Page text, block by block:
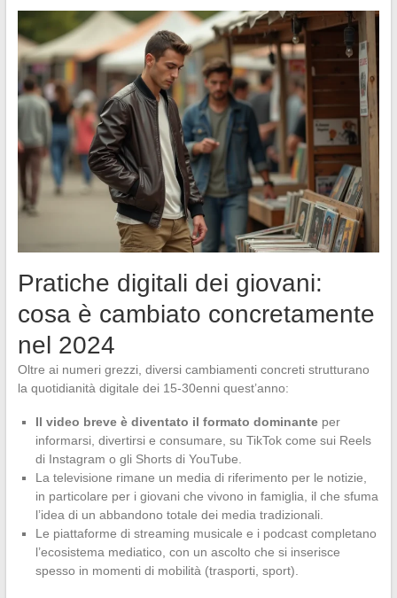
Pratiche digitali dei giovani:
cosa è cambiato concretamente
nel 2024
Oltre ai numeri grezzi, diversi cambiamenti concreti strutturano
la quotidianità digitale dei 15-30enni quest’anno:
Il video breve è diventato il formato dominanteper
informarsi, divertirsi e consumare, su TikTok come sui Reels
di Instagram o gli Shorts di YouTube.
La televisione rimane un media di riferimento per le notizie,
in particolare per i giovani che vivono in famiglia, il che sfuma
l’idea di un abbandono totale dei media tradizionali.
Le piattaforme di streaming musicale e i podcast completano
l’ecosistema mediatico, con un ascolto che si inserisce
spesso in momenti di mobilità (trasporti, sport).